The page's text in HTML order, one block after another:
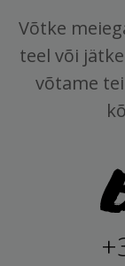
Võtke
teel või
võtame